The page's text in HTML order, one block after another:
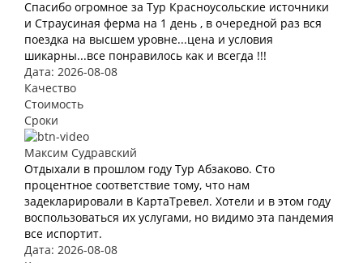
Спасибо огромное за Тур Красноусольские источники
и Страусиная ферма на 1 день , в очередной раз вся
поездка на высшем уровне...цена и условия
шикарны...все понравилось как и всегда !!!
Дата: 2026-08-08
Качество
Стоимость
Сроки
Максим Судравский
Отдыхали в прошлом году Тур Абзаково. Сто
процентное соответствие тому, что нам
задекларировали в КартаТревел. Хотели и в этом году
воспользоваться их услугами, но видимо эта пандемия
все испортит.
Дата: 2026-08-08